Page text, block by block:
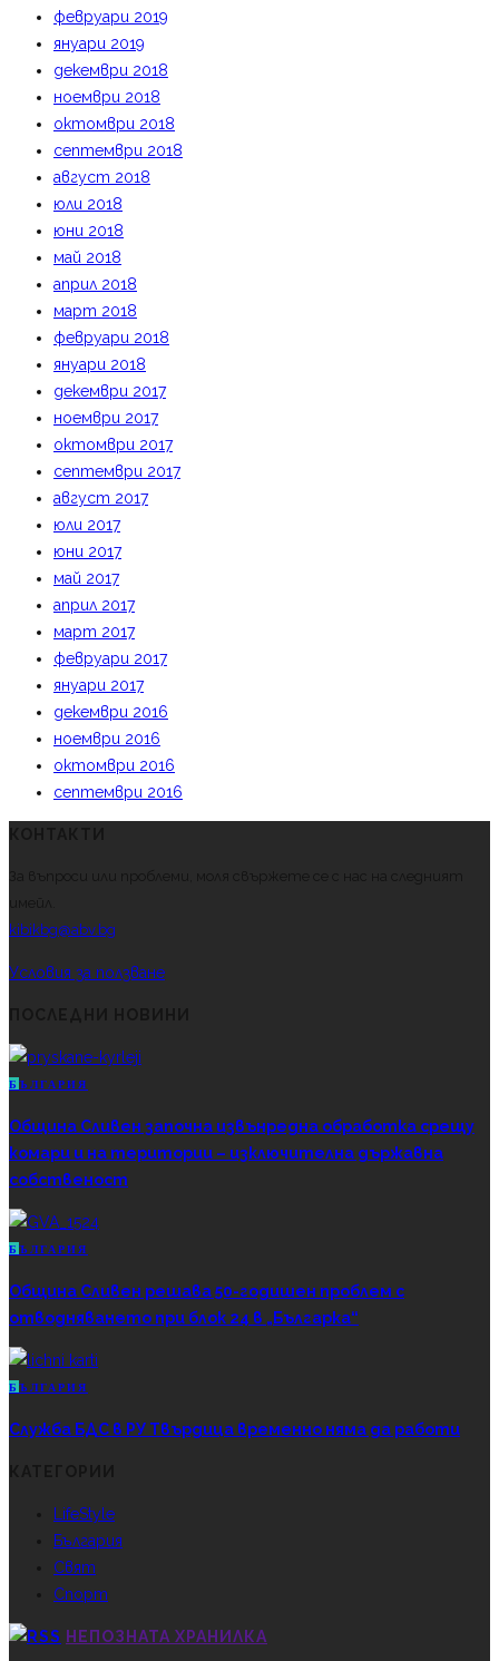
февруари 2019
януари 2019
декември 2018
ноември 2018
октомври 2018
септември 2018
август 2018
юли 2018
юни 2018
май 2018
април 2018
март 2018
февруари 2018
януари 2018
декември 2017
ноември 2017
октомври 2017
септември 2017
август 2017
юли 2017
юни 2017
май 2017
април 2017
март 2017
февруари 2017
януари 2017
декември 2016
ноември 2016
октомври 2016
септември 2016
За въпроси или проблеми, моля свържете се с нас на следният
имейл.
kibikbg@abv.bg
Условия за ползване
Б ЪЛГАРИЯ
Община Сливен започна извънредна обработка срещу
комари и на територии – изключителна държавна
собственост
Б ЪЛГАРИЯ
Община Сливен решава 50-годишен проблем с
отводняването при блок 24 в „Българка“
Б ЪЛГАРИЯ
Служба БДС в РУ Твърдица временно няма да работи
LifeStyle
България
Свят
Спорт
НЕПОЗНАТА ХРАНИЛКА